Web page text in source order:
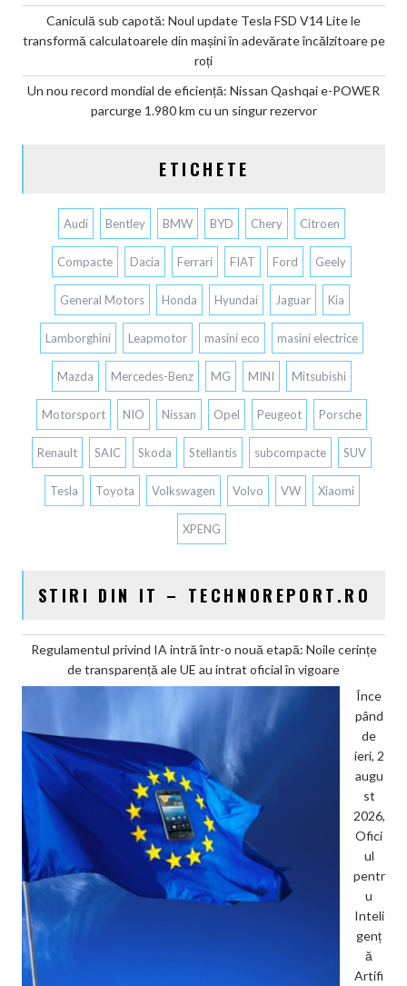
Caniculă sub capotă: Noul update Tesla FSD V14 Lite le
transformă calculatoarele din mașini în adevărate încălzitoare pe
roți
Un nou record mondial de eficiență: Nissan Qashqai e-POWER
parcurge 1.980 km cu un singur rezervor
ETICHETE
Audi Bentley BMW BYD Chery Citroen
Compacte Dacia Ferrari FIAT Ford Geely
General Motors Honda Hyundai Jaguar Kia
Lamborghini Leapmotor masini eco masini electrice
Mazda Mercedes-Benz MG MINI Mitsubishi
Motorsport NIO Nissan Opel Peugeot Porsche
Renault SAIC Skoda Stellantis subcompacte SUV
Tesla Toyota Volkswagen Volvo VW Xiaomi
XPENG
STIRI DIN IT – TECHNOREPORT.RO
Regulamentul privind IA intră într-o nouă etapă: Noile cerințe
de transparență ale UE au intrat oficial în vigoare
Înce
pând
de
ieri, 2
augu
st
2026,
Ofici
ul
pentr
u
Inteli
genț
ă
Artifi